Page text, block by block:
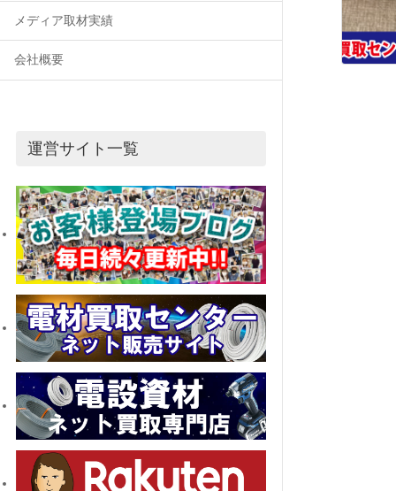
メディア取材実績
会社概要
運営サイト一覧